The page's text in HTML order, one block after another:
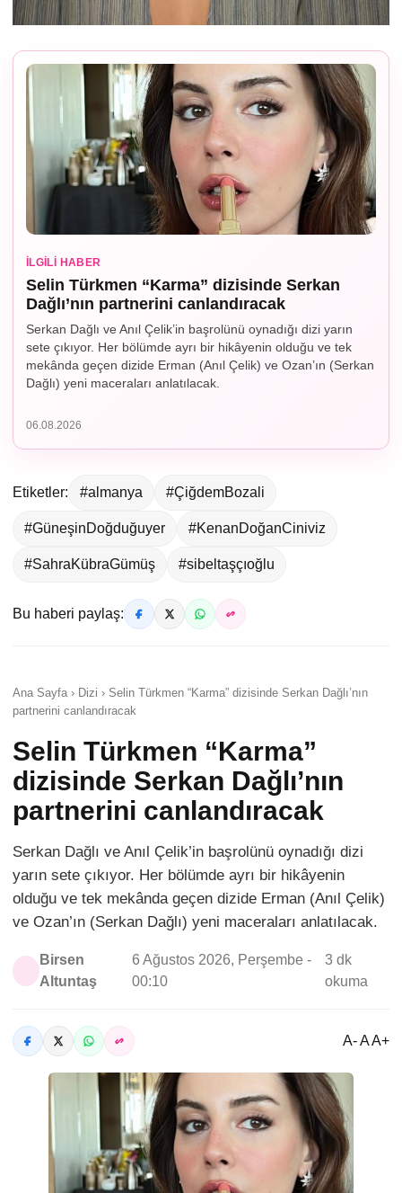
İLGILI HABER
Selin Türkmen “Karma” dizisinde Serkan
Dağlı’nın partnerini canlandıracak
Serkan Dağlı ve Anıl Çelik’in başrolünü oynadığı dizi yarın
sete çıkıyor. Her bölümde ayrı bir hikâyenin olduğu ve tek
mekânda geçen dizide Erman (Anıl Çelik) ve Ozan’ın (Serkan
Dağlı) yeni maceraları anlatılacak.
06.08.2026
Etiketler: #almanya #ÇiğdemBozali
#GüneşinDoğduğuyer #KenanDoğanCiniviz
#SahraKübraGümüş #sibeltaşçıoğlu
Bu haberi paylaş:
Ana Sayfa › Dizi › Selin Türkmen “Karma” dizisinde Serkan Dağlı’nın
partnerini canlandıracak
Selin Türkmen “Karma”
dizisinde Serkan Dağlı’nın
partnerini canlandıracak
Serkan Dağlı ve Anıl Çelik’in başrolünü oynadığı dizi
yarın sete çıkıyor. Her bölümde ayrı bir hikâyenin
olduğu ve tek mekânda geçen dizide Erman (Anıl Çelik)
ve Ozan’ın (Serkan Dağlı) yeni maceraları anlatılacak.
Birsen
Altuntaş
6 Ağustos 2026, Perşembe -
00:10
3 dk
okuma
A- A A+